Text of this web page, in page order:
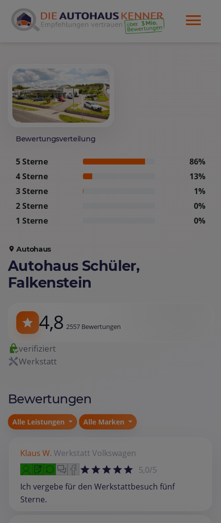
Bewertungsverteilung
5 Sterne
86%
4 Sterne
13%
3 Sterne
1%
2 Sterne
0%
1 Sterne
0%
Autohaus
Autohaus Schüler,
Falkenstein
4,8 2557 Bewertungen
verifiziert
Werkstatt
Bewertungen
Alle Leistungen Alle Marken
Klaus W. Werkstatt Volkswagen
5,0/5
Ich vergebe für den Werkstattbesuch fünf
Sterne.